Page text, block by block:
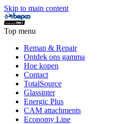
Skip to main content
Top menu
Reman & Repair
Ontdek ons gamma
Hoe kopen
Contact
TotalSource
Glassinter
Energic Plus
CAM attachments
Economy Line